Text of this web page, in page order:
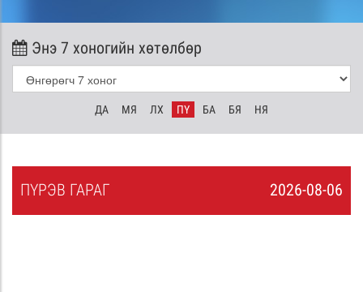
Энэ 7 хоногийн хөтөлбөр
ДА МЯ ЛХ ПҮ БА БЯ НЯ
2026-08-06
ПҮРЭВ ГАРАГ